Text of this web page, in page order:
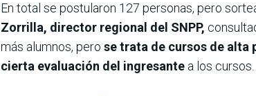
En total se postularon 127 personas, pero
Zorrilla, director regional del SNPP,
más alumnos, pero se trata de cursos de alta
cierta evaluación del ingresante a los cursos.